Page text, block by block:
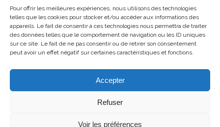
Pour offrir les meilleures expériences, nous utilisons des technologies
telles que les cookies pour stocker et/ou accéder aux informations des
appareils. Le fait de consentir à ces technologies nous permettra de traiter
des données telles que le comportement de navigation ou les ID uniques
sur ce site. Le fait de ne pas consentir ou de retirer son consentement
peut avoir un effet négatif sur certaines caractéristiques et fonctions.
Accepter
Refuser
Voir les préférences
Affaires Aéroportuaires
Informations statutaires​
L’aviation en chiffres